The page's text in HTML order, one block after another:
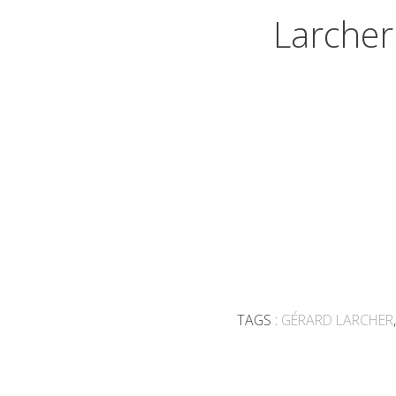
TAGS : GÉRARD LARCHER